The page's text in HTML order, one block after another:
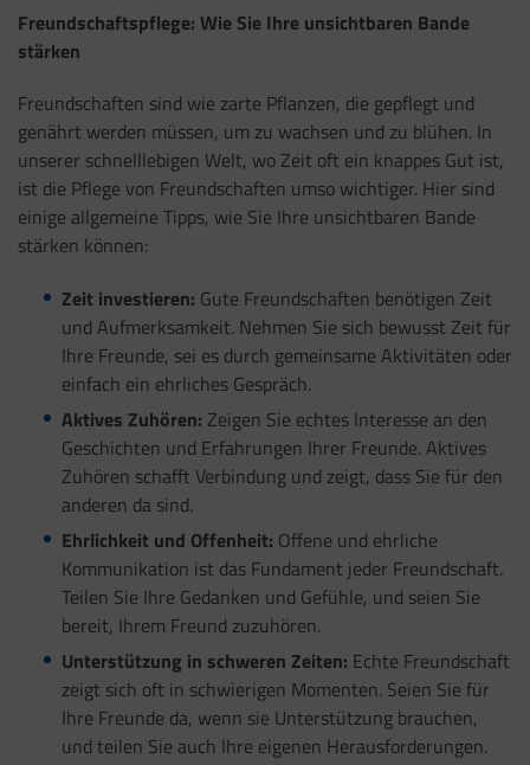
Freundschaftspflege: Wie Sie Ihre unsichtbaren Bande
stärken
Freundschaften sind wie zarte Pflanzen, die gepflegt und
genährt werden müssen, um zu wachsen und zu blühen. In
unserer schnelllebigen Welt, wo Zeit oft ein knappes Gut ist,
ist die Pflege von Freundschaften umso wichtiger. Hier sind
einige allgemeine Tipps, wie Sie Ihre unsichtbaren Bande
stärken können:
Zeit investieren: Gute Freundschaften benötigen Zeit
und Aufmerksamkeit. Nehmen Sie sich bewusst Zeit für
Ihre Freunde, sei es durch gemeinsame Aktivitäten oder
einfach ein ehrliches Gespräch.
Aktives Zuhören: Zeigen Sie echtes Interesse an den
Geschichten und Erfahrungen Ihrer Freunde. Aktives
Zuhören schafft Verbindung und zeigt, dass Sie für den
anderen da sind.
Ehrlichkeit und Offenheit: Offene und ehrliche
Kommunikation ist das Fundament jeder Freundschaft.
Teilen Sie Ihre Gedanken und Gefühle, und seien Sie
bereit, Ihrem Freund zuzuhören.
Unterstützung in schweren Zeiten: Echte Freundschaft
zeigt sich oft in schwierigen Momenten. Seien Sie für
Ihre Freunde da, wenn sie Unterstützung brauchen,
und teilen Sie auch Ihre eigenen Herausforderungen.